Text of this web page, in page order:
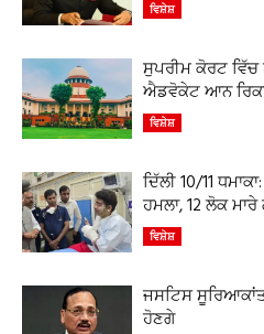
ਵਿਸ਼ੇਸ਼
ਸੁਪਰੀਮ ਕੋਰਟ
ਐਡਵੋਕੇਟ ਆਨ
ਵਿਸ਼ੇਸ਼
ਦਿੱਲੀ 10/11
ਹਮਲਾ, 12 ਲੋਕ
ਵਿਸ਼ੇਸ਼
ਜਸਟਿਸ
ਹੋਣਗੇ